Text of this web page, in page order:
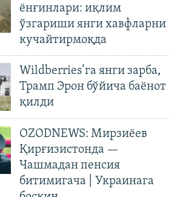
ёнғинлари: иқлим
ўзгариши янги хавфларни
кучайтирмоқда
Wildberries’га янги зарба,
Трамп Эрон бўйича баёнот
қилди
OZODNEWS: Мирзиёев
Қирғизистонда —
Чашмадан пенсия
битимигача | Украинага